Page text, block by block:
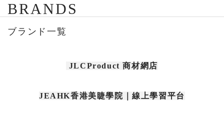
BRANDS
ブランド一覧
JLCProduct 商材網店
JEAHK香港美睫學院｜線上學習平台